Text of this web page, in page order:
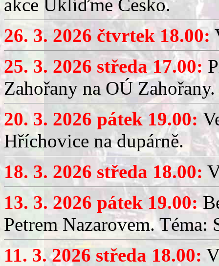
akce Ukliďme Česko.
26. 3. 2026 čtvrtek 18.00:
25. 3. 2026 středa 17.00:
Zahořany na OÚ Zahořany.
20. 3. 2026 pátek 19.00:
Hříchovice na dupárně.
18. 3. 2026 středa 18.00:
13. 3. 2026 pátek 19.00:
Petrem Nazarovem. Téma:
11. 3. 2026 středa 18.00: